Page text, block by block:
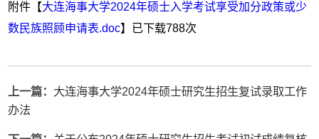
附件【大连海事大学2024年硕士入学考试享受加分政策或少
数民族照顾申请表.doc】已下载788次
上一篇： 大连海事大学2024年硕士研究生招生复试录取工作
办法